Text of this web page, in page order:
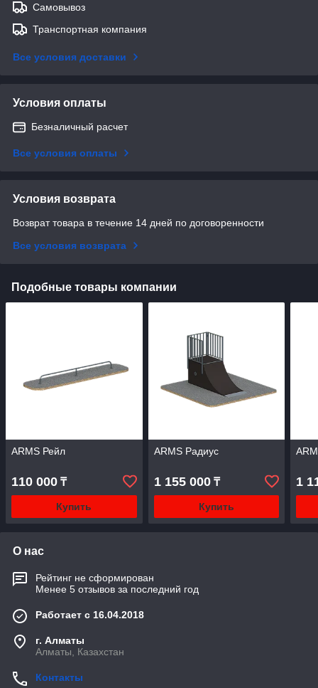
Самовывоз
Транспортная компания
Все условия доставки
Условия оплаты
Безналичный расчет
Все условия оплаты
Условия возврата
Возврат товара в течение 14 дней по договоренности
Все условия возврата
Подобные товары компании
ARMS Рейл
110 000 ₸
Купить
ARMS Радиус
1 155 000₸
Купить
1
О нас
Рейтинг не сформирован
Менее 5 отзывов за последний год
Работает с 16.04.2018
г. Алматы
Алматы, Казахстан
Контакты